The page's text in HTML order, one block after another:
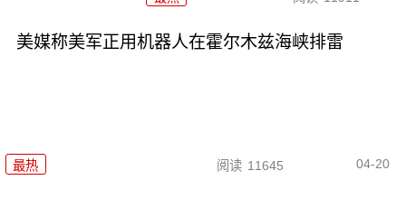
美媒称美军正用机器人在霍尔木兹海峡排雷
最热 阅读 11645 04-20